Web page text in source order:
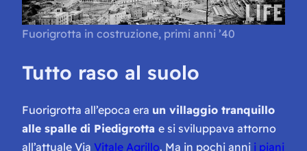
Fuorigrotta in costruzione, primi anni ’40
Tutto raso al suolo
Fuorigrotta all’epoca era un villaggio tranquillo
alle spalle di Piedigrotta e si sviluppava attorno
all’attuale Via Vitale Agrillo. Ma in pochi anni i piani